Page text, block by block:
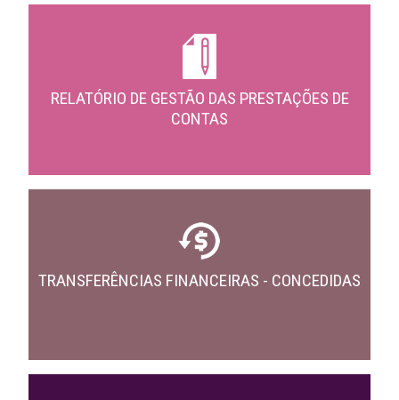
RELATÓRIO DE GESTÃO DAS PRESTAÇÕES DE
CONTAS
TRANSFERÊNCIAS FINANCEIRAS - CONCEDIDAS